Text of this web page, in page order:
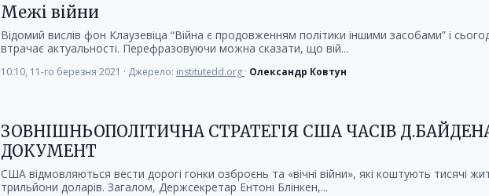
Межі війни
Відомий вислів фон Клаузевіца “Війна є продовженням політики іншими засобами” і
втрачає актуальності. Перефразовуючи можна сказати, що вій...
10:10, 11-го березня 2021 · Джерело: institutedd.org · Олександр Ковтун
ЗОВНІШНЬОПОЛІТИЧНА СТРАТЕГІЯ США ЧАСІВ
ДОКУМЕНТ
США відмовляються вести дорогі гонки озброєнь та «вічні війни», які коштують тисячі
трильйони доларів. Загалом, Держсекретар Ентоні Блінкен,...